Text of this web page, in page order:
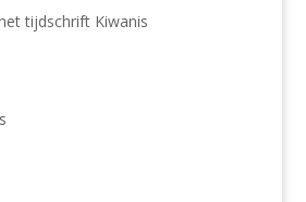
tijdschrift Kiwanis